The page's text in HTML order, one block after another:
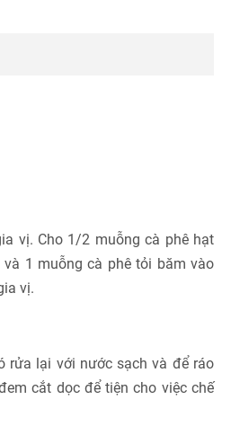
vị. Cho 1/2 muỗng cà phê hạt
1 muỗng cà phê tỏi băm vào
vị.
rửa lại với nước sạch và để ráo
cắt dọc để tiện cho việc chế